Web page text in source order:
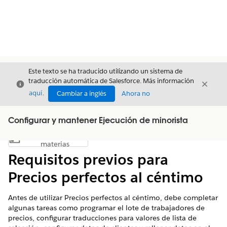
Cerrar
Este texto se ha traducido utilizando un sistema de
traducción automática de Salesforce. Más información
aquí. Cambiar a inglés Ahora no
Cerrar
Configurar y mantener Ejecución de minorista
Mostrar índice de materias
materias
Requisitos previos para
Precios perfectos al céntimo
Antes de utilizar Precios perfectos al céntimo, debe completar
algunas tareas como programar el lote de trabajadores de
precios, configurar traducciones para valores de lista de